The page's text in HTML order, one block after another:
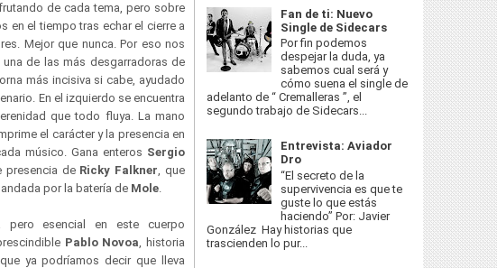
de cada tema, pero sobre
en el tiempo tras echar el cierre a
Mejor que nunca. Por eso nos
de las más desgarradoras de
más incisiva si cabe, ayudado
En el izquierdo se encuentra
que todo fluya. La mano
el carácter y la presencia en
músico. Gana enteros Sergio
presencia de Ricky Falkner, que
por la batería de Mole.
pero esencial en este cuerpo
Pablo Novoa, historia
ya podríamos decir que lleva
Fan de ti: Nuevo
Single de Sidecars
Por fin podemos
despejar la duda, ya
sabemos cual será y
cómo suena el single de
adelanto de “ Cremalleras ”, el
segundo trabajo de Sidecars...
Entrevista: Aviador
Dro
“El secreto de la
supervivencia es que te
guste lo que estás
haciendo” Por: Javier
González Hay historias que
trascienden lo pur...